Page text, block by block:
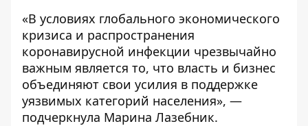
«В условиях глобального экономического
кризиса и распространения
коронавирусной инфекции чрезвычайно
важным является то, что власть и бизнес
объединяют свои усилия в поддержке
уязвимых категорий населения», —
подчеркнула Марина Лазебник.